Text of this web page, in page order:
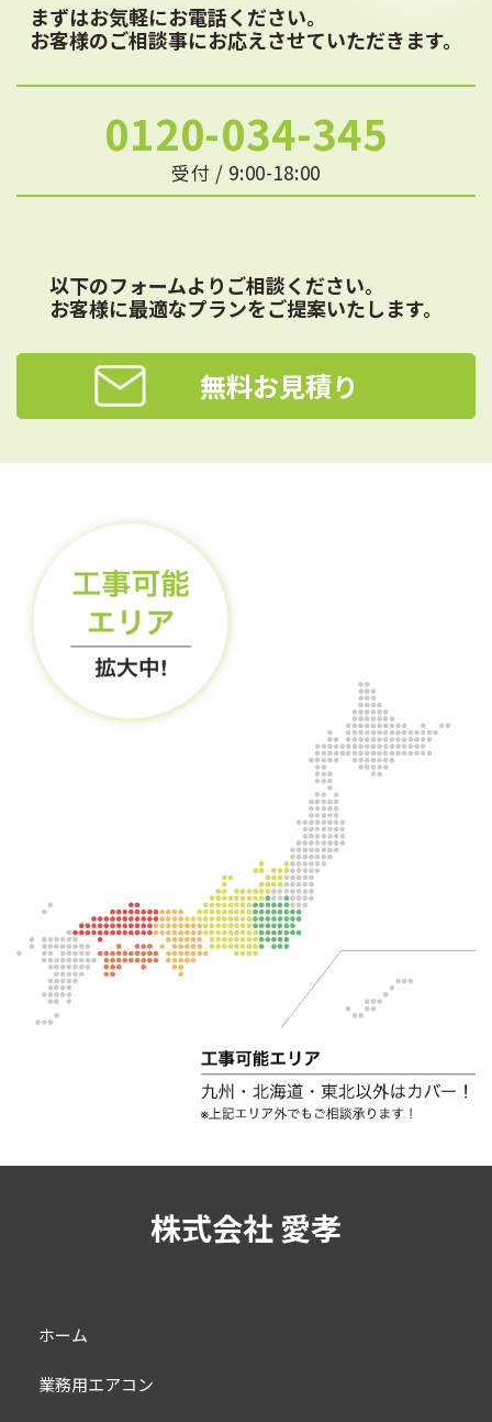
まずはお気軽にお電話ください。
お客様のご相談事にお応えさせていただきます。
0120-034-345
受付 / 9:00-18:00
以下のフォームよりご相談ください。
お客様に最適なプランをご提案いたします。
無料お見積り
株式会社 愛孝
ホーム
業務用エアコン